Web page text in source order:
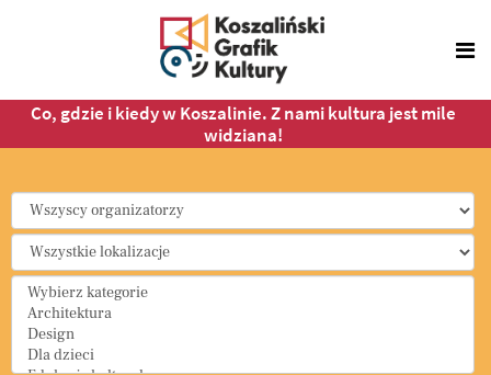
Co, gdzie i kiedy w Koszalinie. Z nami kultura jest mile
widziana!
Select a Category to filter list